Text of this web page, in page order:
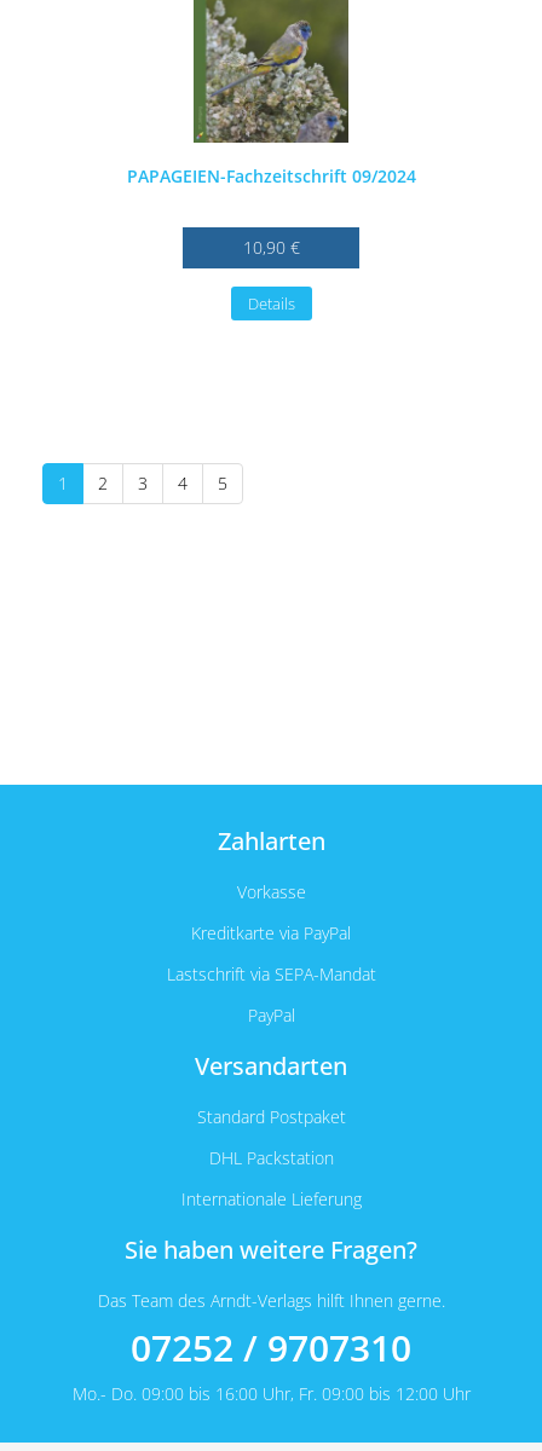
PAPAGEIEN-Fachzeitschrift 09/2024
10,90 €
Details
1 2 3 4 5
Zahlarten
Vorkasse
Kreditkarte via PayPal
Lastschrift via SEPA-Mandat
PayPal
Versandarten
Standard Postpaket
DHL Packstation
Internationale Lieferung
Sie haben weitere Fragen?
Das Team des Arndt-Verlags hilft Ihnen gerne.
07252 / 9707310
Mo.- Do. 09:00 bis 16:00 Uhr, Fr. 09:00 bis 12:00 Uhr